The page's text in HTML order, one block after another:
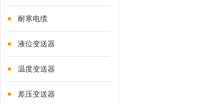
耐寒电缆
液位变送器
温度变送器
差压变送器